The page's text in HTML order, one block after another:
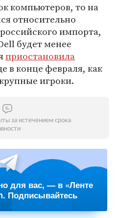
компьютеров, то на
относительно
импорта,
будет менее
приостановила
в конце февраля, как
игроки.
за истечением срока
для вас, — в «Ленте
Подписывайтесь